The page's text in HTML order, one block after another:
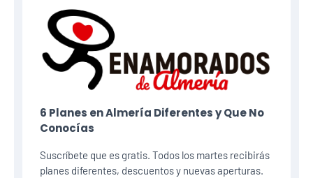
6 Planes​ en Almería Diferentes y Que No
Conocías
Suscríbete que es gratis. Todos los martes recibirás
planes diferentes, descuentos y nuevas aperturas.